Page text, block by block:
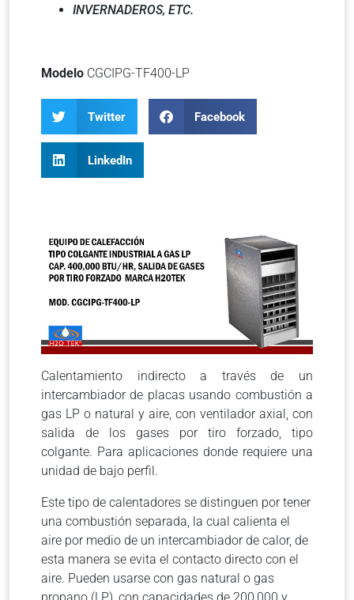
INVERNADEROS, ETC.
Modelo CGCIPG-TF400-LP
Twitter Facebook
LinkedIn
Calentamiento indirecto a través de un
intercambiador de placas usando combustión a
gas LP o natural y aire, con ventilador axial, con
salida de los gases por tiro forzado, tipo
colgante. Para aplicaciones donde requiere una
unidad de bajo perfil.
Este tipo de calentadores se distinguen por tener
una combustión separada, la cual calienta el
aire por medio de un intercambiador de calor, de
esta manera se evita el contacto directo con el
aire. Pueden usarse con gas natural o gas